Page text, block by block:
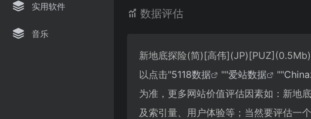
实用软件
音乐
数据评估
新地底探险(简)[高伟
以点击"5118数据 ""爱站数据 ""
为准，更多网站价值评估因素如：新
及索引量、用户体验等；当然要评估一